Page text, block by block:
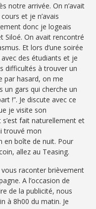
notre arrivée. On n’avait
et je n’avais
donc je logeais
Siloé. On avait rencontré
Et lors d’une soirée
des étudiants et je
difficultés à trouver un
par hasard, on me
un gars qui cherche un
!”. Je discute avec ce
je visite son
fait naturellement et
trouvé mon
en boîte de nuit. Pour
allez au Teasing.
raconter brièvement
A l’occasion de
de la publicité, nous
à 8h00 du matin. Je